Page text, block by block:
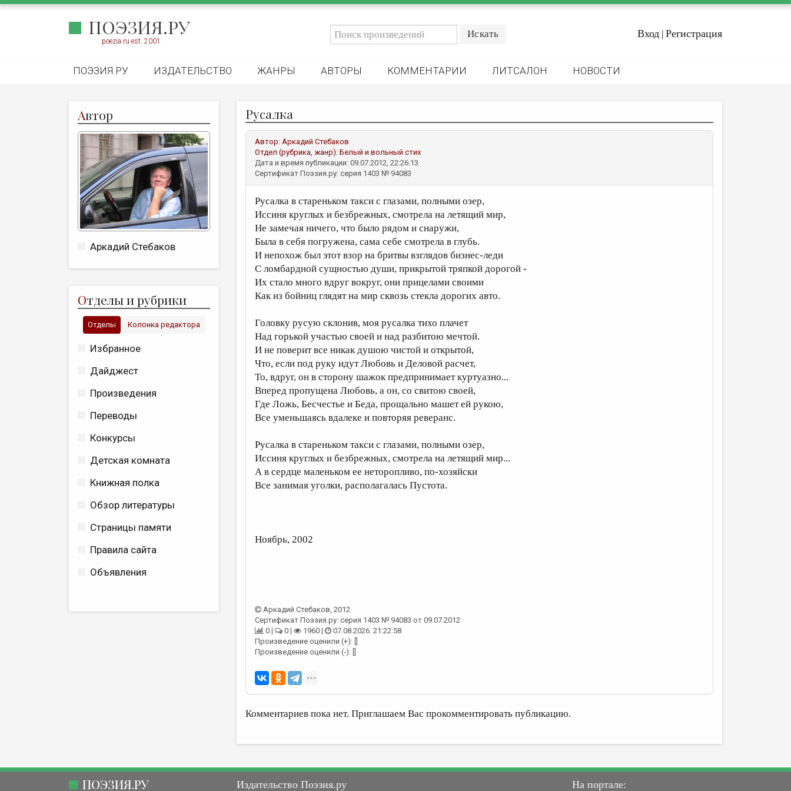
ПОЭЗИЯ.РУ
poezia.ru est. 2001
Вход | Регистрация
ПОЭЗИЯ.РУ ИЗДАТЕЛЬСТВО ЖАНРЫ АВТОРЫ КОММЕНТАРИИ ЛИТСАЛОН НОВОСТИ
Автор
Аркадий Стебаков
Отделы и рубрики
Отделы Колонка редактора
Избранное
Дайджест
Произведения
Переводы
Конкурсы
Детская комната
Книжная полка
Обзор литературы
Страницы памяти
Правила сайта
Объявления
Русалка
Автор: Аркадий Стебаков
Отдел (рубрика, жанр): Белый и вольный стих
Дата и время публикации: 09.07.2012, 22:26:13
Сертификат Поэзия.ру: серия 1403 № 94083
Русалка в стареньком такси с глазами, полными озер,
Иссиня круглых и безбрежных, смотрела на летящий мир,
Не замечая ничего, что было рядом и снаружи,
Была в себя погружена, сама себе смотрела в глубь.
И непохож был этот взор на бритвы взглядов бизнес-леди
С ломбардной сущностью души, прикрытой тряпкой дорогой -
Их стало много вдруг вокруг, они прицелами своими
Как из бойниц глядят на мир сквозь стекла дорогих авто.
Головку русую склонив, моя русалка тихо плачет
Над горькой участью своей и над разбитою мечтой.
И не поверит все никак душою чистой и открытой,
Что, если под руку идут Любовь и Деловой расчет,
То, вдруг, он в сторону шажок предпринимает куртуазно...
Вперед пропущена Любовь, а он, со свитою своей,
Где Ложь, Бесчестье и Беда, прощально машет ей рукою,
Все уменьшаясь вдалеке и повторяя реверанс.
Русалка в стареньком такси с глазами, полными озер,
Иссиня круглых и безбрежных, смотрела на летящий мир...
А в сердце маленьком ее неторопливо, по-хозяйски
Все занимая уголки, располагалась Пустота.
Ноябрь, 2002
Аркадий Стебаков, 2012
Сертификат Поэзия.ру: серия 1403 № 94083 от 09.07.2012
0 |
0 | 1960 |
07.08.2026. 21:22:58
Произведение оценили (+): []
Произведение оценили (-): []
Комментариев пока нет. Приглашаем Вас прокомментировать публикацию.
ПОЭЗИЯ.РУ Издательство Поэзия.ру На портале: